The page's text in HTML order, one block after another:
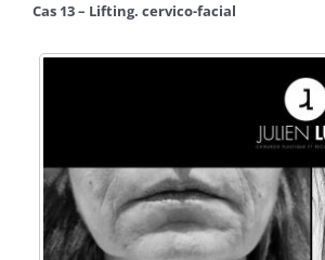
Cas 13 – Lifting. cervico-facial